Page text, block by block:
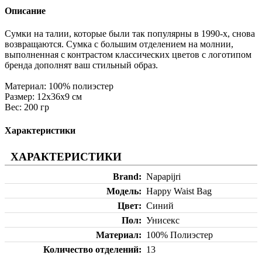
Описание
Сумки на талии, которые были так популярны в 1990-х, снова
возвращаются. Сумка с большим отделением на молнии,
выполненная с контрастом классических цветов с логотипом
бренда дополнят ваш стильный образ.
Материал: 100% полиэстер
Размер: 12х36х9 см
Вес: 200 гр
Характеристики
ХАРАКТЕРИСТИКИ
Brand
Napapijri
Модель
Happy Waist Bag
Цвет
Синий
Пол
Унисекс
Материал
100% Полиэстер
Количество отделений
13